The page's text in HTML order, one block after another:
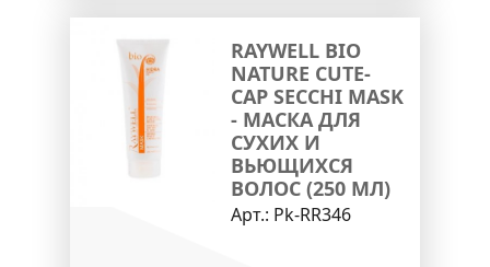
RAYWELL BIO
NATURE CUTE-
CAP SECCHI MASK
- МАСКА ДЛЯ
СУХИХ И
ВЬЮЩИХСЯ
ВОЛОС (250 МЛ)
Арт.: Pk-RR346